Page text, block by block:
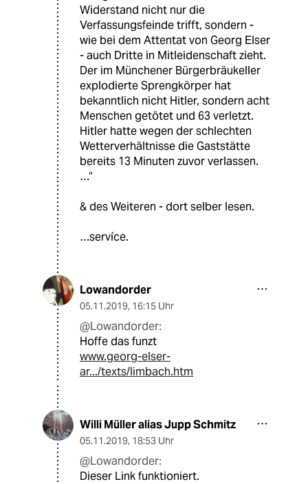
Widerstand nicht nur die
Verfassungsfeinde trifft, sondern -
wie bei dem Attentat von Georg Elser
- auch Dritte in Mitleidenschaft zieht.
Der im Münchener Bürgerbräukeller
explodierte Sprengkörper hat
bekanntlich nicht Hitler, sondern acht
Menschen getötet und 63 verletzt.
Hitler hatte wegen der schlechten
Wetterverhältnisse die Gaststätte
bereits 13 Minuten zuvor verlassen.
…“
& des Weiteren - dort selber lesen.
…servíce.
Lowandorder
05.11.2019, 16:15 Uhr
@Lowandorder:
Hoffe das funzt
www.georg-elser-
ar.../texts/limbach.htm
Willi Müller alias Jupp Schmitz
05.11.2019, 18:53 Uhr
@Lowandorder:
Dieser Link funktioniert.